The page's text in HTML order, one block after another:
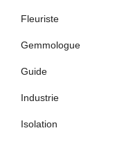
Fleuriste
Gemmologue
Guide
Industrie
Isolation